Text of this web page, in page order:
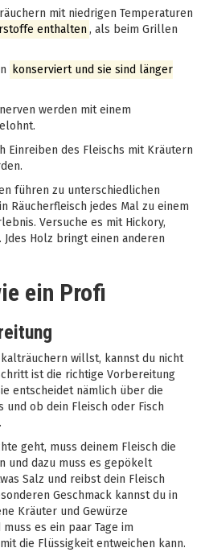
mit niedrigen Temperaturen
enthalten, als beim Grillen
konserviert und sie sind länger
werden mit einem
Einreiben des Fleischs mit Kräutern
führen zu unterschiedlichen
Räucherfleisch jedes Mal zu einem
Versuche es mit Hickory,
Holz bringt einen anderen
ein Profi
willst, kannst du nicht
ist die richtige Vorbereitung
entscheidet nämlich über die
ob dein Fleisch oder Fisch
geht, muss deinem Fleisch die
und dazu muss es gepökelt
Salz und reibst dein Fleisch
Geschmack kannst du in
Kräuter und Gewürze
es ein paar Tage im
die Flüssigkeit entweichen kann.